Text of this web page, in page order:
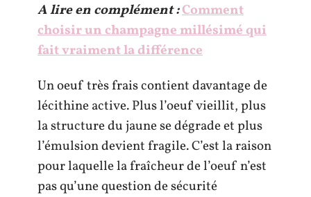
A lire en complément :Comment
choisir un champagne millésimé qui
fait vraiment la différence
Un oeuf très frais contient davantage de
lécithine active. Plus l’oeuf vieillit, plus
la structure du jaune se dégrade et plus
l’émulsion devient fragile. C’est la raison
pour laquelle la fraîcheur de l’oeuf n’est
pas qu’une question de sécurité